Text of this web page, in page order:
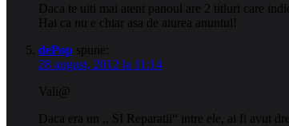
Daca te uiti mai atent panoul are 2 titluri care
Hai ca nu e chiar asa de aiurea anuntul!
dePop spune:
28 august, 2012 la 11:14
Vali@
Daca era un ,, SI Reparatii“ intre ele, ai fi avut